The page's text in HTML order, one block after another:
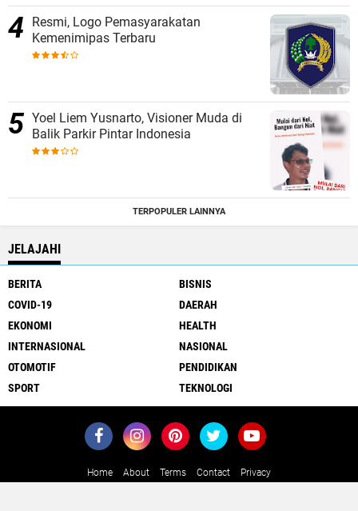
Resmi, Logo Pemasyarakatan
Kemenimipas Terbaru
Yoel Liem Yusnarto, Visioner Muda di
Balik Parkir Pintar Indonesia
TERPOPULER LAINNYA
JELAJAHI
BERITA
BISNIS
COVID-19
DAERAH
EKONOMI
HEALTH
INTERNASIONAL
NASIONAL
OTOMOTIF
PENDIDIKAN
SPORT
TEKNOLOGI
Home About Terms Contact
Privacy